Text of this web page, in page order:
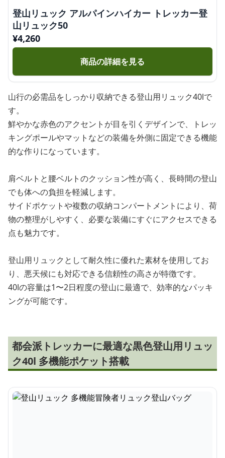
登山リュック アルパインハイカー トレッカー登
山リュック50
¥4,260
商品の詳細を見る
山行の必需品をしっかり収納できる登山用リュック40lで
す。
鮮やかな赤色のアクセントが目を引くデザインで、トレッ
キングポールやマットなどの装備を外側に固定できる機能
的な作りになっています。
肩ベルトと腰ベルトのクッション性が高く、長時間の登山
でも体への負担を軽減します。
サイドポケットや複数の収納コンパートメントにより、荷
物の整理がしやすく、必要な装備にすぐにアクセスできる
点も魅力です。
登山用リュックとして耐久性に優れた素材を使用してお
り、悪天候にも対応できる信頼性の高さが特徴です。
40lの容量は1〜2日程度の登山に最適で、効率的なパッキ
ングが可能です。
都会派トレッカーに最適な黒色登山用リュッ
ク40l 多機能ポケット搭載